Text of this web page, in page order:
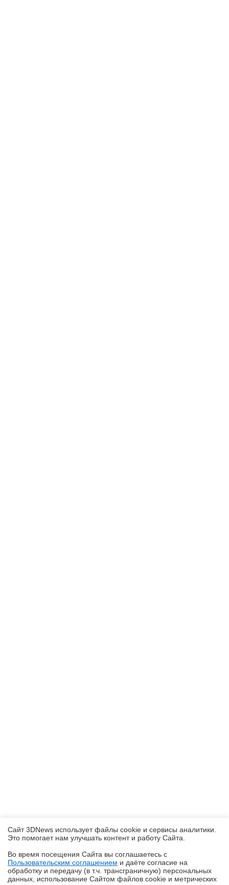
Сайт 3DNews использует файлы cookie и сервисы аналитики.
Это помогает нам улучшать контент и работу Cайта.
Во время посещения Cайта вы соглашаетесь с
Пользовательским соглашением и даёте согласие на
обработку и передачу (в т.ч. трансграничную) персональных
данных, использование Cайтом файлов cookie и метрических